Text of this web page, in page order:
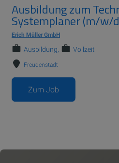
Ausbildung zum
Systemplaner (m/w/
Erich Müller GmbH
Ausbildung Vollzeit
Freudenstadt
Zum Job